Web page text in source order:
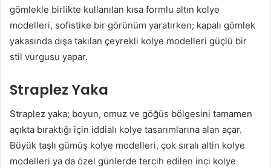
gömlekle birlikte kullanılan kısa formlu altın kolye
modelleri, sofistike bir görünüm yaratırken; kapalı gömlek
yakasında dışa takılan çeyrekli kolye modelleri güçlü bir
stil vurgusu yapar.
Straplez Yaka
Straplez yaka; boyun, omuz ve göğüs bölgesini tamamen
açıkta bıraktığı için iddialı kolye tasarımlarına alan açar.
Büyük taşlı gümüş kolye modelleri, çok sıralı altin kolye
modelleri ya da özel günlerde tercih edilen inci kolye